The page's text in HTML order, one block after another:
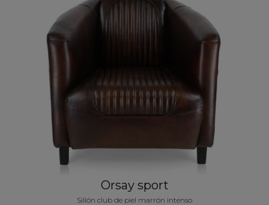
Orsay sport
Sillón club de piel marrón intenso